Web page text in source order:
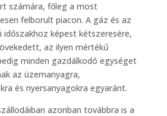
számára, főleg a most
felborult piacon. A gáz és az
időszakhoz képest kétszeresére,
az ilyen mértékű
minden gazdálkodó egységet
az üzemanyagra,
és nyersanyagokra egyaránt.
azonban továbbra is a